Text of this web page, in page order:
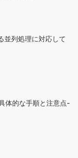
並列処理に対応して
体的な手順と注意点-